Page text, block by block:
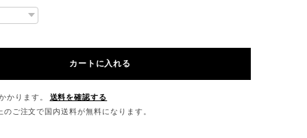
カートに入れる
かります。
送料を確認する
ご注文で国内送料が無料になります。